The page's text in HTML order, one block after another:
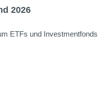
2026
ETFs und Investmentfonds